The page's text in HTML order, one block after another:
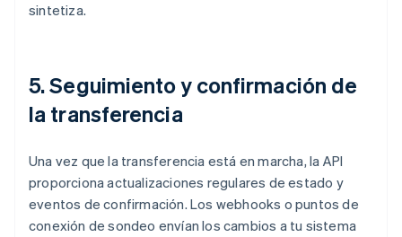
sintetiza.
5. Seguimiento y confirmación de
la transferencia
Una vez que la transferencia está en marcha, la API
proporciona actualizaciones regulares de estado y
eventos de confirmación. Los webhooks o puntos de
conexión de sondeo envían los cambios a tu sistema